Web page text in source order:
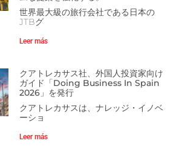
世界最大級の旅行会社である日本の
JTBグ
Leer más
クアトレカサス社、外国人投資家向け
ガイド「Doing Business In Spain
2026」を発行
クアトレカサスは、ナレッジ・イノベ
ーショ
Leer más